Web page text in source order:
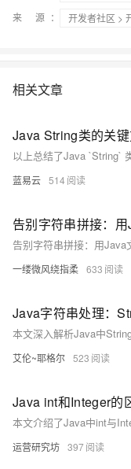
来 源： 开发者社区 >
相关文章
Java String类的关
蓝易云 514
告别字符串拼接：
告别字符串拼接：用Java
一缕微风绕指柔 633
Java字符串处理：
艾伦~耶格尔 523
Java int和Integer的
运营研究坊 397